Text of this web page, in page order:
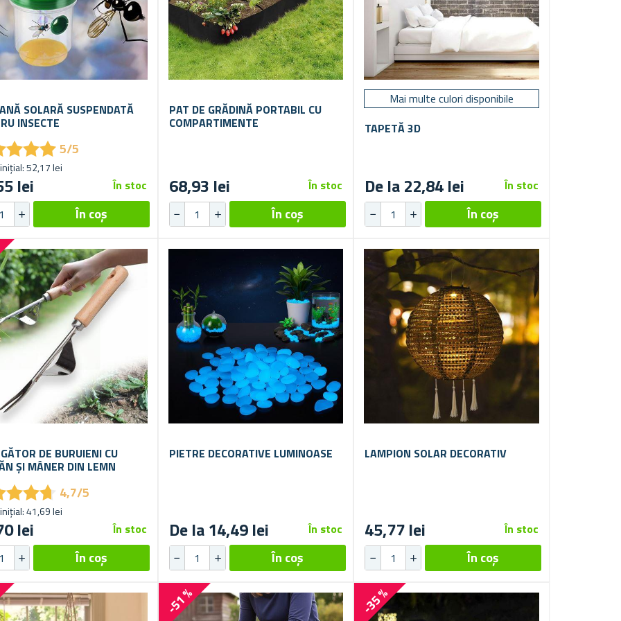
SOLARĂ SUSPENDATĂ
INSECTE
★★★
★★★5/5
52,17 lei
lei În stoc
PAT DE GRĂDINĂ PORTABIL CU
COMPARTIMENTE
68,93 lei În stoc
Mai multe culori disponibile
TAPETĂ 3D
De la 22,84 lei În stoc
DE BURUIENI CU
ȘI MÂNER DIN LEMN
★★★
★★★ 4,7/5
41,69 lei
lei În stoc
PIETRE DECORATIVE LUMINOASE
De la 14,49 lei În stoc
LAMPION SOLAR DECORATIV
45,77 lei În stoc
-51 % -35 %